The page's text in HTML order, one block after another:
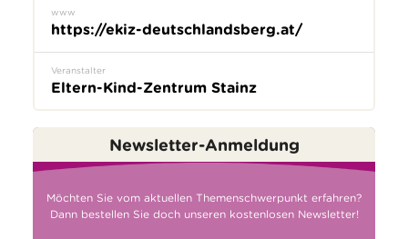
www
https://ekiz-deutschlandsberg.at/
Veranstalter
Eltern-Kind-Zentrum Stainz
Newsletter-Anmeldung
Möchten Sie vom aktuellen Themenschwerpunkt erfahren?
Dann bestellen Sie doch unseren kostenlosen Newsletter!